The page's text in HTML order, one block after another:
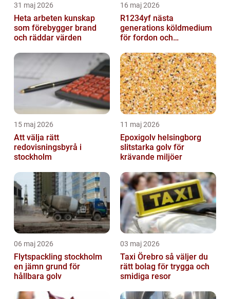
31 maj 2026
Heta arbeten kunskap
som förebygger brand
och räddar värden
16 maj 2026
R1234yf nästa
generations köldmedium
för fordon och
15 maj 2026
Att välja rätt
redovisningsbyrå i
stockholm
11 maj 2026
Epoxigolv helsingborg
slitstarka golv för
krävande miljöer
06 maj 2026
Flytspackling stockholm
en jämn grund för
hållbara golv
03 maj 2026
Taxi Örebro så väljer du
rätt bolag för trygga och
smidiga resor